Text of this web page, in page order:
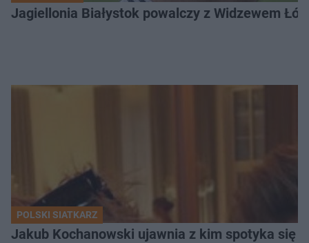
Jagiellonia Białystok powalczy z Widzewem
POLSKI SIATKARZ
Jakub Kochanowski ujawnia z kim spotyka się